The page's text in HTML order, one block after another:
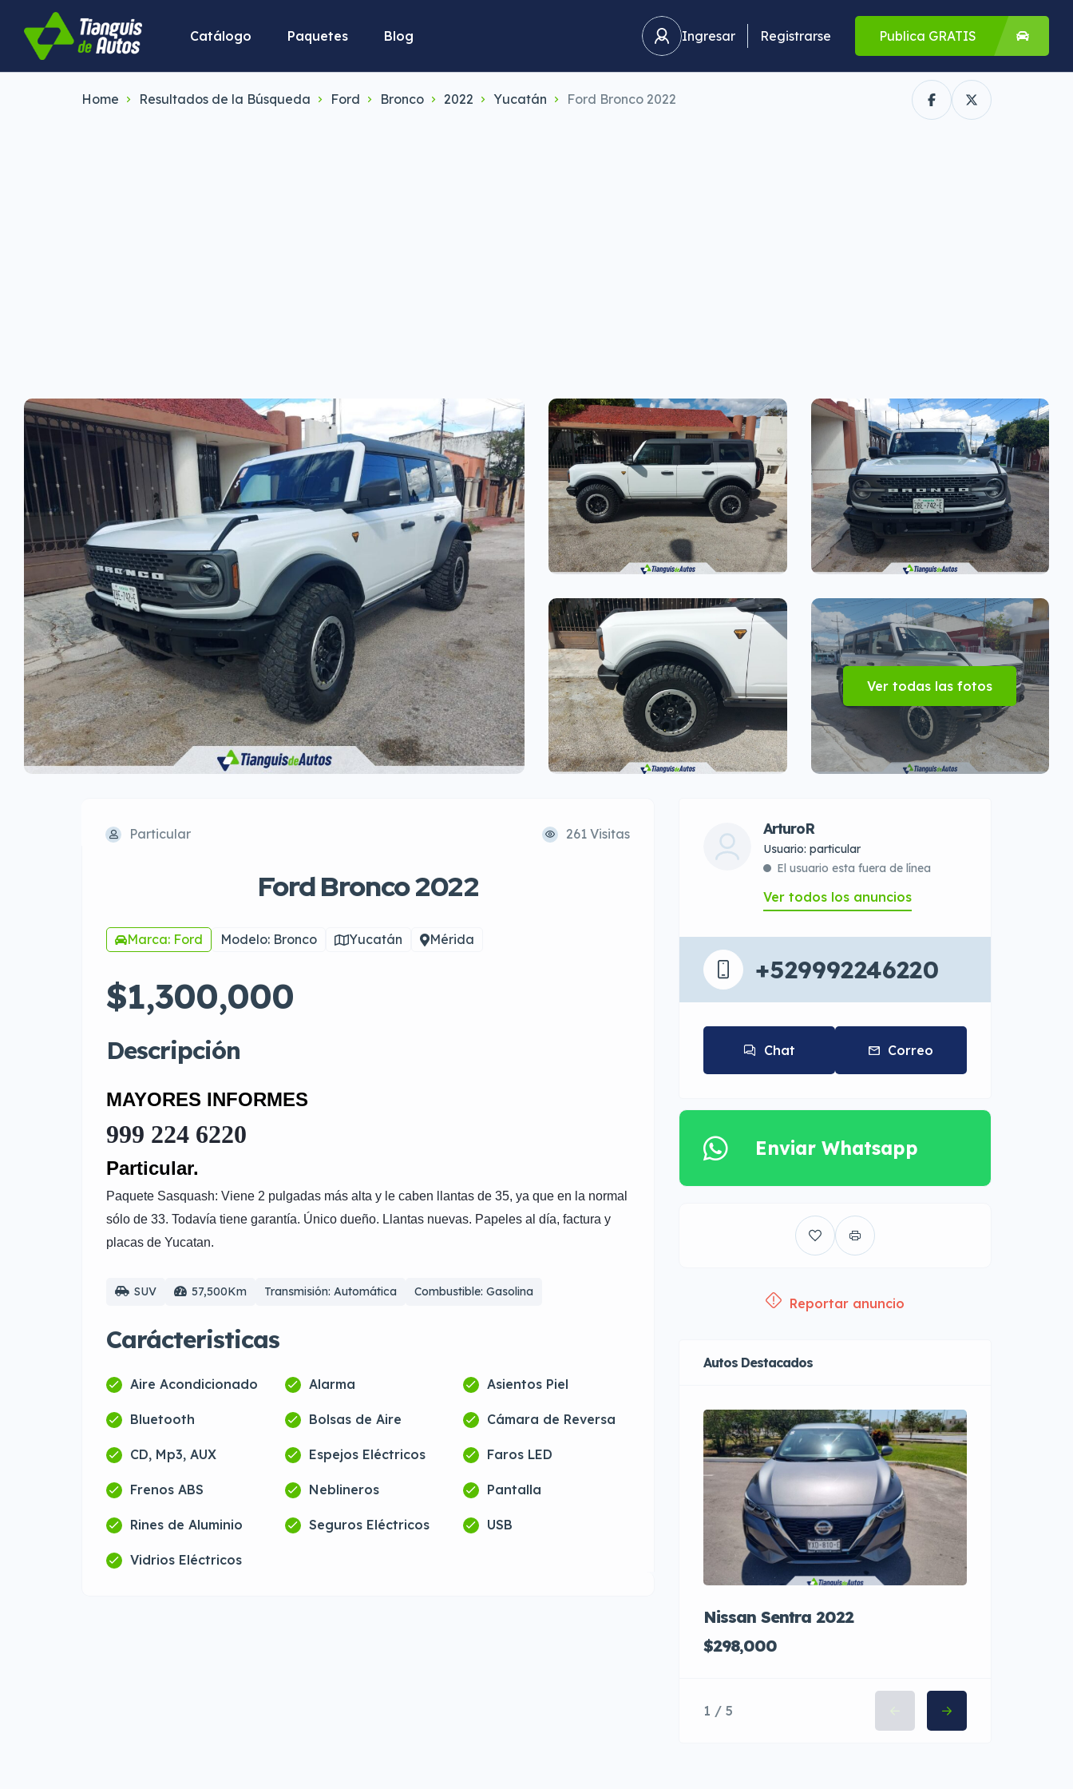
Catálogo Paquetes Blog Ingresar Registrarse Publica GRATIS
Home Resultados de la Búsqueda Ford Bronco 2022 Yucatán Ford Bronco 2022
Ver todas las fotos
Particular 261 Visitas
Ford Bronco 2022
Marca: Ford Modelo: Bronco Yucatán Mérida
$1,300,000
Descripción
MAYORES INFORMES
999 224 6220
Particular.
Paquete Sasquash: Viene 2 pulgadas más alta y le caben llantas de 35, ya que en la normal
sólo de 33. Todavía tiene garantía. Único dueño. Llantas nuevas. Papeles al día, factura y
placas de Yucatan.
SUV 57,500Km Transmisión: Automática Combustible: Gasolina
Carácteristicas
Aire Acondicionado Alarma Asientos Piel
Bluetooth Bolsas de Aire Cámara de Reversa
CD, Mp3, AUX Espejos Eléctricos Faros LED
Frenos ABS Neblineros Pantalla
Rines de Aluminio Seguros Eléctricos USB
Vidrios Eléctricos
ArturoR
usuario: particular
El usuario esta fuera de línea
Ver todos los anuncios
+529992246220
Chat Correo
Enviar Whatsapp
Reportar anuncio
Autos Destacados
Nissan Sentra 2022
$298,000
1 / 5